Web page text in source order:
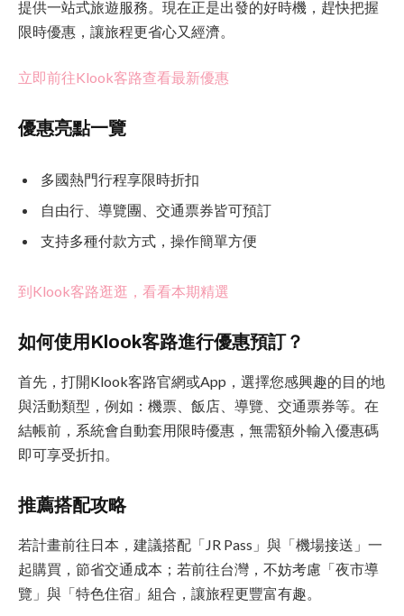
提供一站式旅遊服務。現在正是出發的好時機，趕快把握
限時優惠，讓旅程更省心又經濟。
立即前往Klook客路查看最新優惠
優惠亮點一覽
多國熱門行程享限時折扣
自由行、導覽團、交通票券皆可預訂
支持多種付款方式，操作簡單方便
到Klook客路逛逛，看看本期精選
如何使用Klook客路進行優惠預訂？
首先，打開Klook客路官網或App，選擇您感興趣的目的地
與活動類型，例如：機票、飯店、導覽、交通票券等。在
結帳前，系統會自動套用限時優惠，無需額外輸入優惠碼
即可享受折扣。
推薦搭配攻略
若計畫前往日本，建議搭配「JR Pass」與「機場接送」一
起購買，節省交通成本；若前往台灣，不妨考慮「夜市導
覽」與「特色住宿」組合，讓旅程更豐富有趣。